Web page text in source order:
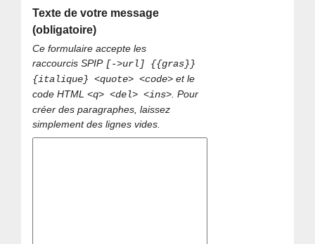
Texte de votre message
(obligatoire)
Ce formulaire accepte les
raccourcis SPIP [->url] {{gras}}
{italique} <quote> <code> et le
code HTML<q> <del> <ins>. Pour
créer des paragraphes, laissez
simplement des lignes vides.